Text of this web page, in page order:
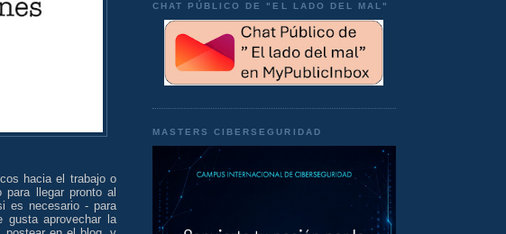
hacia el trabajo o
para llegar pronto al
necesario - para
gusta aprovechar la
CHAT PÚBLICO DE "EL LADO DEL MAL"
MASTERS CIBERSEGURIDAD